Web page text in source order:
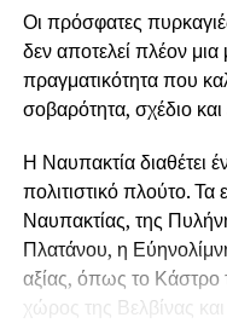
Cardoso και Roland
τραγούδια των Beatles.
Κάτω από τον
περιβάλλον
γεμάτη μελωδίες,
Ελλάδα, τη Μεσόγειο
Οι πρόσφατες
δεν αποτελεί πλέον μια
πραγματικότητα που
σοβαρότητα, σχέδιο
Η Ναυπακτία διαθέτει
πολιτιστικό πλούτο.
Ναυπακτίας, της
Πλατάνου, η
αξίας, όπως το Κάστρο
χώρος της Βελβίνας